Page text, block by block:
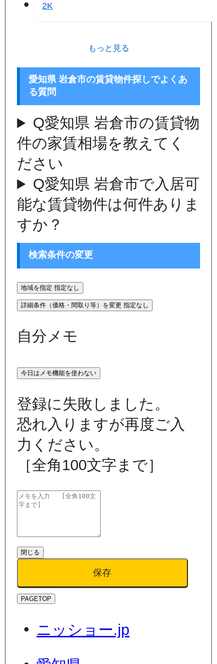
2K
もっと見る
愛知県 岩倉市の賃貸物件探しでよくあ
る質問
Q愛知県 岩倉市の賃貸物
件の家賃相場を教えてく
ださい
Q愛知県 岩倉市で入居可
能な賃貸物件は何件ありま
すか？
検索条件の変更
地域を指定 指定なし
詳細条件（価格・間取り等）を変更 指定なし
自分メモ
今日はメモ機能を使わない
登録に失敗しました。
恐れ入りますが再度ご入
力ください。
［全角100文字まで］
閉じる
保存
PAGETOP
ニッショー.jp